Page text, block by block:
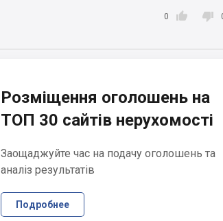

0 
Розміщення оголошень на
ТОП 30 сайтів нерухомості
Заощаджуйте час на подачу оголошень та
аналіз результатів
Подробнее